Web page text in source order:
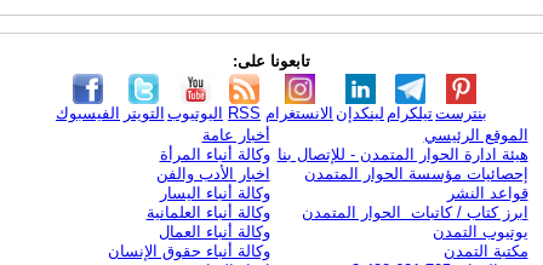
تابعونا على:
الفيسبوك التويتر اليوتيوب RSS الانستغرام لينكدإن تيلكرامبنترست
الموقع الرئيسي
هيئة ادارة الحوار المتمدن - للإتصال بنا
إحصائيات مؤسسة الحوار المتمدن
قواعد النشر
ابرز كتاب / كاتبات الحوار المتمدن
يوتيوب التمدن
مكتبة التمدن
أخبار عامة
وكالة أنباء المرأة
اخبار الأدب والفن
وكالة أنباء اليسار
وكالة أنباء العلمانية
وكالة أنباء العمال
وكالة أنباء حقوق الإنسان